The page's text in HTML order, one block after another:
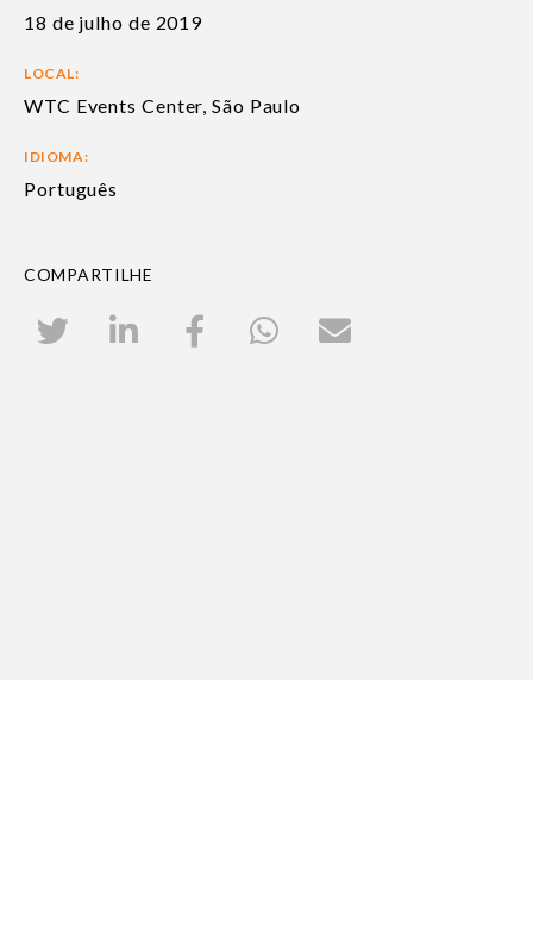
18 de julho de 2019
LOCAL:
WTC Events Center, São Paulo
IDIOMA:
Português
COMPARTILHE